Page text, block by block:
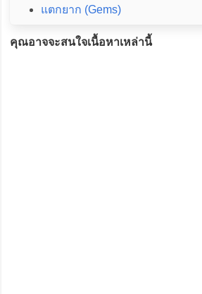
แตกยาก (Gems)
คุณอาจจะสนใจเนื้อหาเหล่านี้